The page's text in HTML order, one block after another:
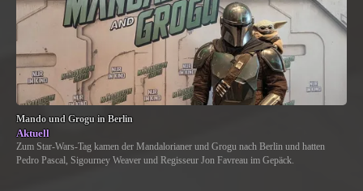
Mando und Grogu in Berlin
Aktuell
Zum Star-Wars-Tag kamen der Mandalorianer und Grogu nach Berlin und hatten
Pedro Pascal, Sigourney Weaver und Regisseur Jon Favreau im Gepäck.